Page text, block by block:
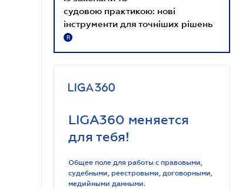
судовою практикою: нові
інструменти для точніших рішень
R
LIGA360 меняется
для тебя!
Общее поле для работы с правовыми,
судебными, реестровыми, договорными,
медийными данными.